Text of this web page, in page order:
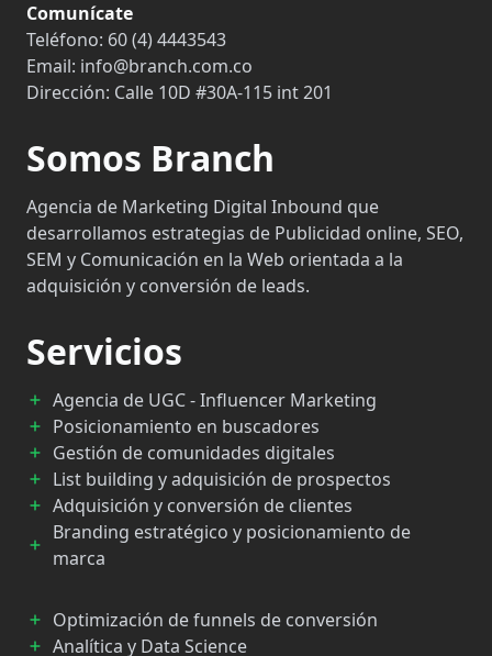
Comunícate
Teléfono: 60 (4) 4443543
Email: info@branch.com.co
Dirección: Calle 10D #30A-115 int 201
Somos Branch
Agencia de Marketing Digital Inbound que
desarrollamos estrategias de Publicidad online, SEO,
SEM y Comunicación en la Web orientada a la
adquisición y conversión de leads.
Servicios
Agencia de UGC - Influencer Marketing
Posicionamiento en buscadores
Gestión de comunidades digitales
List building y adquisición de prospectos
Adquisición y conversión de clientes
Branding estratégico y posicionamiento de
marca
Optimización de funnels de conversión
Analítica y Data Science